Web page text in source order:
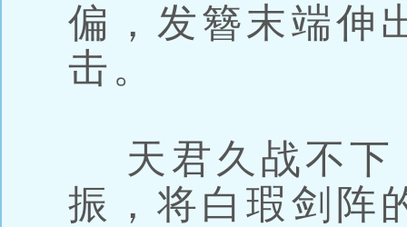
偏，发簪末端伸
击。
天君久战不下
振，将白瑕剑阵